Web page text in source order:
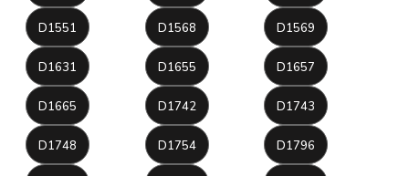
D1551 D1568 D1569
D1631 D1655 D1657
D1665 D1742 D1743
D1748 D1754 D1796